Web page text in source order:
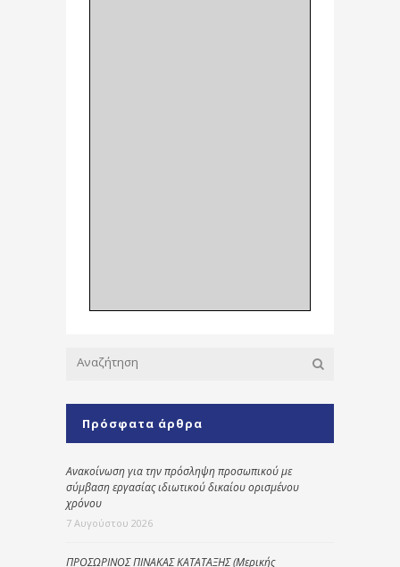
Πρόσφατα άρθρα
Ανακοίνωση για την πρόσληψη προσωπικού με
σύμβαση εργασίας ιδιωτικού δικαίου ορισμένου
χρόνου
7 Αυγούστου 2026
ΠΡΟΣΩΡΙΝΟΣ ΠΙΝΑΚΑΣ ΚΑΤΑΤΑΞΗΣ (Μερικής